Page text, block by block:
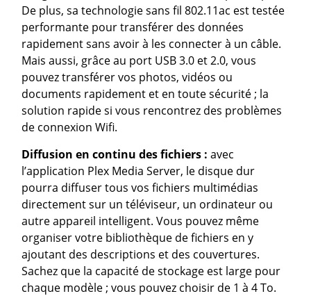
De plus, sa technologie sans fil 802.11ac est testée
performante pour transférer des données
rapidement sans avoir à les connecter à un câble.
Mais aussi, grâce au port USB 3.0 et 2.0, vous
pouvez transférer vos photos, vidéos ou
documents rapidement et en toute sécurité ; la
solution rapide si vous rencontrez des problèmes
de connexion Wifi.
Diffusion en continu des fichiers :avec
l’application Plex Media Server, le disque dur
pourra diffuser tous vos fichiers multimédias
directement sur un téléviseur, un ordinateur ou
autre appareil intelligent. Vous pouvez même
organiser votre bibliothèque de fichiers en y
ajoutant des descriptions et des couvertures.
Sachez que la capacité de stockage est large pour
chaque modèle ; vous pouvez choisir de 1 à 4 To.